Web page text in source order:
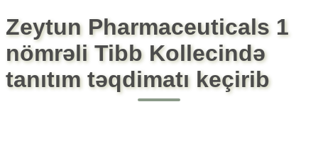
Zeytun Pharmaceuticals 1
nömrəli Tibb Kollecində
tanıtım təqdimatı keçirib